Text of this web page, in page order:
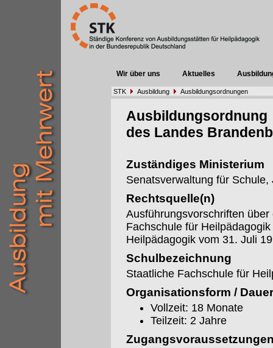
Wir über uns Aktuelles
STK Ausbildung Ausbildungsordnungen
Ausbildungsordnung
des Landes
Zuständiges Ministerium
Senatsverwaltung für
Rechtsquelle(n)
Ausführungsvorschriften
Fachschule für
Heilpädagogik vom 31. Juli
Schulbezeichnung
Staatliche Fachschule für
Organisationsform / Dauer
Vollzeit: 18 Monate
Teilzeit: 2 Jahre